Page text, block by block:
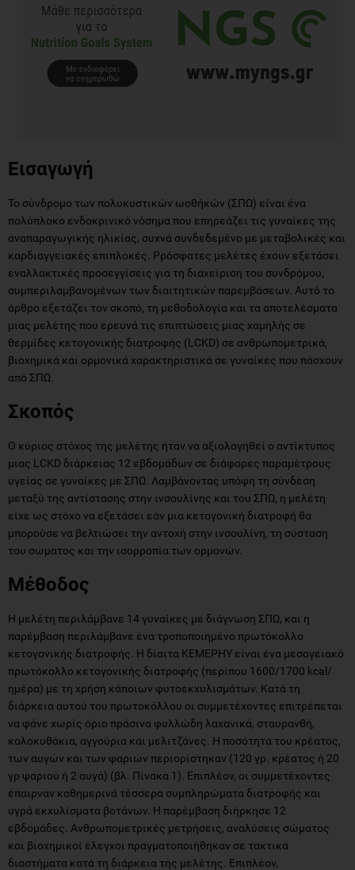
Εισαγωγή
Το σύνδρομο των πολυκυστικών ωοθήκών (ΣΠΩ) είναι ένα
πολύπλοκο ενδοκρινικό νόσημα που επηρεάζει τις γυναίκες της
αναπαραγωγικής ηλικίας, συχνά συνδεδεμένο με μεταβολικές και
καρδιαγγειακές επιπλοκές. Pρόσφατες μελέτες έχουν εξετάσει
εναλλακτικές προσεγγίσεις για τη διαχείριση του συνδρόμου,
συμπεριλαμβανομένων των διαιτητικών παρεμβάσεων. Αυτό το
άρθρο εξετάζει τον σκοπό, τη μεθοδολογία και τα αποτελέσματα
μιας μελέτης που ερευνά τις επιπτώσεις μιας χαμηλής σε
θερμίδες κετογονικής διατροφής (LCKD) σε ανθρωπομετρικά,
βιοχημικά και ορμονικά χαρακτηριστικά σε γυναίκες που πάσχουν
από ΣΠΩ.
Σκοπός
Ο κύριος στόχος της μελέτης ήταν να αξιολογηθεί ο αντίκτυπος
μιας LCKD διάρκειας 12 εβδομάδων σε διάφορες παραμέτρους
υγείας σε γυναίκες με ΣΠΩ. Λαμβάνοντας υπόψη τη σύνδεση
μεταξύ της αντίστασης στην ινσουλίνης και του ΣΠΩ, η μελέτη
είχε ως στόχο να εξετάσει εάν μια κετογονική διατροφή θα
μπορούσε να βελτιώσει την αντοχή στην ινσουλίνη, τη σύσταση
του σώματος και την ισορροπία των ορμονών.
Μέθοδος
Η μελέτη περιλάμβανε 14 γυναίκες με διάγνωση ΣΠΩ, και η
παρέμβαση περιλάμβανε ένα τροποποιημένο πρωτόκολλο
κετογονικής διατροφής. Η δίαιτα KEMEPHY είναι ένα μεσογειακό
πρωτόκολλο κετογονικής διατροφής (περίπου 1600/1700 kcal/
ημέρα) με τη χρήση κάποιων φυτοεκχυλισμάτων. Κατά τη
διάρκεια αυτού του πρωτοκόλλου οι συμμετέχοντες επιτρέπεται
να φάνε χωρίς όριο πράσινα φυλλώδη λαχανικά, σταυρανθή,
κολοκυθάκια, αγγούρια και μελιτζάνες. Η ποσότητα του κρέατος,
των αυγών και των ψαριών περιορίστηκαν (120 γρ. κρέατος ή 20
γρ ψαριού ή 2 αυγά) (βλ. Πίνακα 1). Επιπλέον, οι συμμετέχοντες
έπαιρναν καθημερινά τέσσερα συμπληρώματα διατροφής και
υγρά εκχυλίσματα βοτάνων. Η παρέμβαση διήρκησε 12
εβδομάδες. Ανθρωπομετρικές μετρήσεις, αναλύσεις σώματος
και βιοχημικοί έλεγχοι πραγματοποιήθηκαν σε τακτικά
διαστήματα κατά τη διάρκεια της μελέτης. Επιπλέον,